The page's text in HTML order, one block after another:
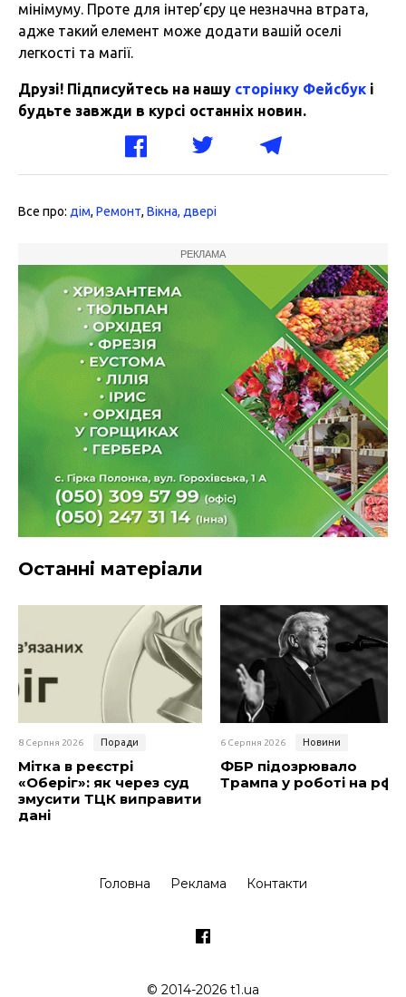
мінімуму. Проте для інтер’єру це незначна втрата,
адже такий елемент може додати вашій оселі
легкості та магії.
Друзі! Підписуйтесь на нашу сторінку Фейсбук і
будьте завжди в курсі останніх новин.
Все про: дім, Ремонт, Вікна, двері
РЕКЛАМА
Останні матеріали
8 Серпня 2026 Поради
Мітка в реєстрі
«Оберіг»: як через суд
змусити ТЦК виправити
дані
6 Серпня 2026 Новини
ФБР підозрювало
Трампа у роботі на рф
Головна Реклама Контакти
© 2014-2026 t1.ua